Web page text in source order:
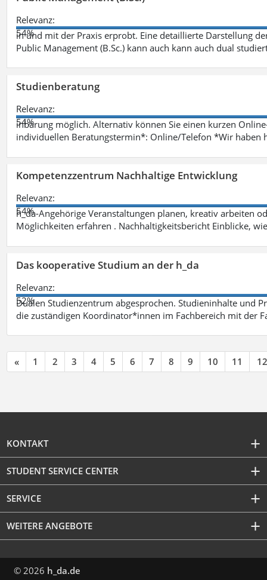
Relevanz:
54%
in und mit der Praxis erprobt. Eine detaillierte Darstellung
Public Management (B.Sc.) kann auch kann auch dual
Studienberatung
Relevanz:
54%
inbarung möglich. Alternativ können Sie einen kurzen
individuellen Beratungstermin*: Online/Telefon *Wir haben
Kompetenzzentrum Nachhaltige Entwicklung
Relevanz:
54%
h_da-Angehörige Veranstaltungen planen, kreativ arbeiten
Möglichkeiten erfahren . Nachhaltigkeitsbericht Einblicke,
Das kooperative Studium an der h_da
Relevanz:
52%
Dualen Studienzentrum abgesprochen. Studieninhalte und
die zuständigen Koordinator*innen im Fachbereich mit der
« 1 2 3 4 5 6 7 8 9 10 11 12
KONTAKT
STUDENT SERVICE CENTER
SERVICE
WEITERE ANGEBOTE
© 2026 h_da.de